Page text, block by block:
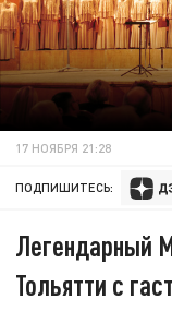
17 НОЯБРЯ 21:28
ПОДПИШИТЕСЬ:
Легендарный
Тольятти с